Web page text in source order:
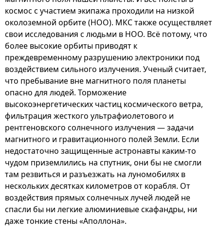
космос с участием экипажа проходили на низкой
околоземной орбите (НОО). МКС также осуществляет
свои исследования с людьми в НОО. Всё потому, что
более высокие орбиты приводят к
преждевременному разрушению электроники под
воздействием сильного излучения. Ученый считает,
что пребывание вне магнитного поля планеты
опасно для людей. Торможение
высокоэнергетических частиц космического ветра,
фильтрация жесткого ультрафиолетового и
рентгеновского солнечного излучения — задачи
магнитного и гравитационного полей Земли. Если
недостаточно защищенные астронавты каким-то
чудом приземлились на спутник, они бы не смогли
там резвиться и разъезжать на луномобилях в
нескольких десятках километров от корабля. От
воздействия прямых солнечных лучей людей не
спасли бы ни легкие алюминиевые скафандры, ни
даже тонкие стены «Аполлона».